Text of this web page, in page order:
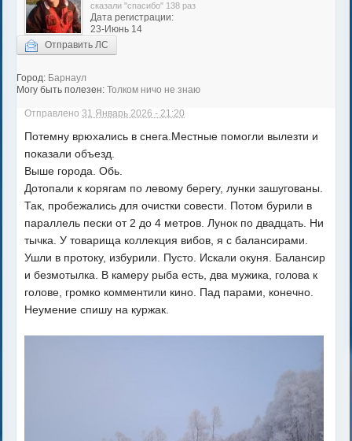
сказали "спасибо" 138 раз
Дата регистрации:
23-Июнь 14
Отправить ЛС
Город: Барнаул
Могу быть полезен: Толком ничо не знаю
Отправлено31 Январь 2026 - 21:20
Потемну врюхались в снега.Местные помогли вылезти и
показали объезд.
Выше города. Обь.
Дотопали к корягам по левому берегу, лунки зашугованы.
Так, пробежались для очистки совести. Потом бурили в
параллель пески от 2 до 4 метров. Лунок по двадцать. Ни
тычка. У товарища коллекция вибов, я с балансирами.
Ушли в протоку, избурили. Пусто. Искали окуня. Балансир
и безмотылка. В камеру рыба есть, два мужика, голова к
голове, громко комментили кино. Пад парами, конечно.
Неумение спишу на куржак.